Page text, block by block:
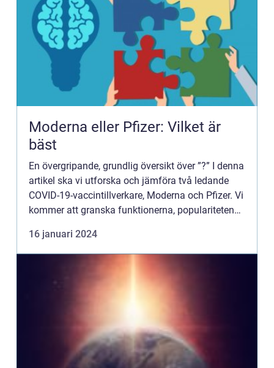
Moderna eller Pfizer: Vilket är
bäst
En övergripande, grundlig översikt över ”?” I denna
artikel ska vi utforska och jämföra två ledande
COVID-19-vaccintillverkare, Moderna och Pfizer. Vi
kommer att granska funktionerna, populariteten
16 januari 2024